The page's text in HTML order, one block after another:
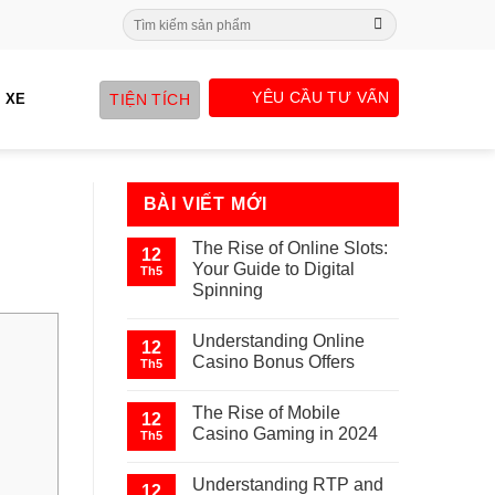
Search
for:
XE TIỆN TÍCH YÊU CẦU TƯ VẤN
BÀI VIẾT MỚI
12
Th5
The Rise of Online Slots:
Your Guide to Digital
Spinning
12
Th5
Understanding Online
Casino Bonus Offers
12
Th5
The Rise of Mobile
Casino Gaming in 2024
12 Understanding RTP and